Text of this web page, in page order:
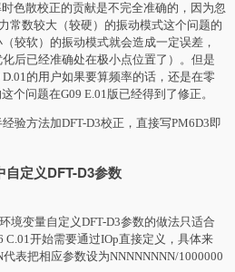
色散校正的贡献是不完全准确的，因为忽
常数较大（较硬）的振动模式这个问题的
较软）的振动模式就会造成一定误差，
后已经准确处在极小点位置了）。但是
的用户如果要算频率的话，还是在零
个问题在G09 E.01版已经得到了修正。
验方法加DFT-D3校正，直接写PM6D3即
定义DFT-D3参数
境变量自定义DFT-D3参数的做法只适合
C.01开始需要通过IOp直接定义，具体来
表把相应参数设为NNNNNNNN/1000000